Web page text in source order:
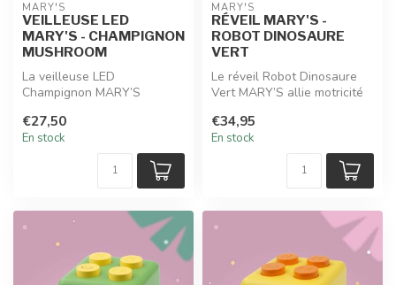
MARY'S
VEILLEUSE LED
MARY'S - CHAMPIGNON
MUSHROOM
La veilleuse LED
Champignon MARY’S
forêt à elle seule :...
€27,50
En stock
MARY'S
RÉVEIL MARY'S -
ROBOT DINOSAURE
VERT
Le réveil Robot Dinosaure
Vert MARY’S allie motricité
€34,95
En stock